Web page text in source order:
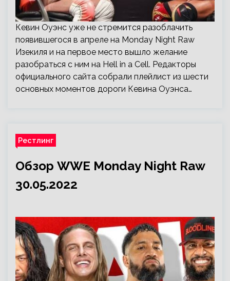
Кевин Оуэнс уже не стремится разоблачить
появившегося в апреле на Monday Night Raw
Изекиля и на первое место вышло желание
разобраться с ним на Hell in a Cell. Редакторы
официального сайта собрали плейлист из шести
основных моментов дороги Кевина Оуэнса…
Рестлинг
Обзор WWE Monday Night Raw
30.05.2022